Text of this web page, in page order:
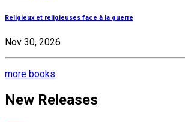
Religieux et religieuses face à la guerre
Nov 30, 2026
more books
New Releases